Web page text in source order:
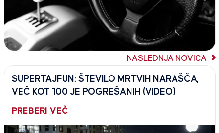
NASLEDNJA NOVICA
SUPERTAJFUN: ŠTEVILO MRTVIH NARAŠČA,
VEČ KOT 100 JE POGREŠANIH (VIDEO)
PREBERI VEČ